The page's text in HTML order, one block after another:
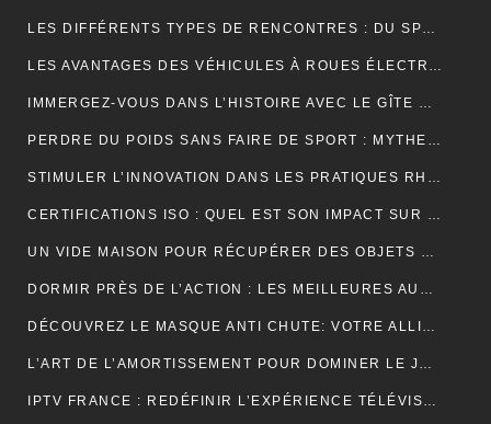
LES DIFFÉRENTS TYPES DE RENCONTRES : DU SPEED DATING AUX RENCONTRES EN LIGNE, QUELLES SONT LES OPTIONS DISPONIBLES ?
LES AVANTAGES DES VÉHICULES À ROUES ÉLECTRIQUES POUR L’ENVIRONNEMENT.
IMMERGEZ-VOUS DANS L’HISTOIRE AVEC LE GÎTE MONT SAINT MICHEL
PERDRE DU POIDS SANS FAIRE DE SPORT : MYTHES ET RÉALITÉS
STIMULER L’INNOVATION DANS LES PRATIQUES RH PAR L’EXTERNALISATION
CERTIFICATIONS ISO : QUEL EST SON IMPACT SUR LES TARIFS D’UNE TRADUCTION ASSERMENTÉE ?
UN VIDE MAISON POUR RÉCUPÉRER DES OBJETS DE DÉCORATION
DORMIR PRÈS DE L’ACTION : LES MEILLEURES AUBERGES DE JEUNESSE À PROXIMITÉ DU PUY DU FOU
DÉCOUVREZ LE MASQUE ANTI CHUTE: VOTRE ALLIÉ POUR DES CHEVEUX FORTS ET SAINS
L’ART DE L’AMORTISSEMENT POUR DOMINER LE JEU DE BADMINTON
IPTV FRANCE : REDÉFINIR L’EXPÉRIENCE TÉLÉVISUELLE